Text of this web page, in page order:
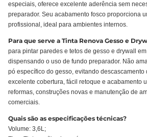
especiais, oferece excelente aderência sem
preparador. Seu acabamento fosco proporciona
profissional, ideal para ambientes internos.
Para que serve a Tinta Renova Gesso e
para pintar paredes e tetos de gesso e drywall
dispensando o uso de fundo preparador. Não
pó específico do gesso, evitando descascamento
excelente cobertura, fácil retoque e acabamento
reformas, construções novas e manutenção de
comerciais.
Quais são as especificações técnicas?
Volume: 3,6L;